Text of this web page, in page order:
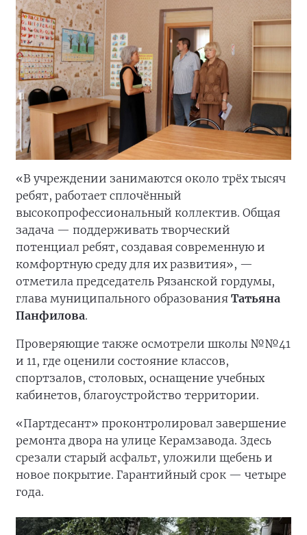
«В учреждении занимаются около трёх тысяч
ребят, работает сплочённый
высокопрофессиональный коллектив. Общая
задача — поддерживать творческий
потенциал ребят, создавая современную и
комфортную среду для их развития», —
отметила председатель Рязанской гордумы,
глава муниципального образования Татьяна
Панфилова.
Проверяющие также осмотрели школы №№41
и 11, где оценили состояние классов,
спортзалов, столовых, оснащение учебных
кабинетов, благоустройство территории.
«Партдесант» проконтролировал завершение
ремонта двора на улице Керамзавода. Здесь
срезали старый асфальт, уложили щебень и
новое покрытие. Гарантийный срок — четыре
года.